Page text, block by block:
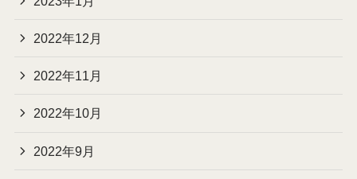
2022年12月
2022年11月
2022年10月
2022年9月